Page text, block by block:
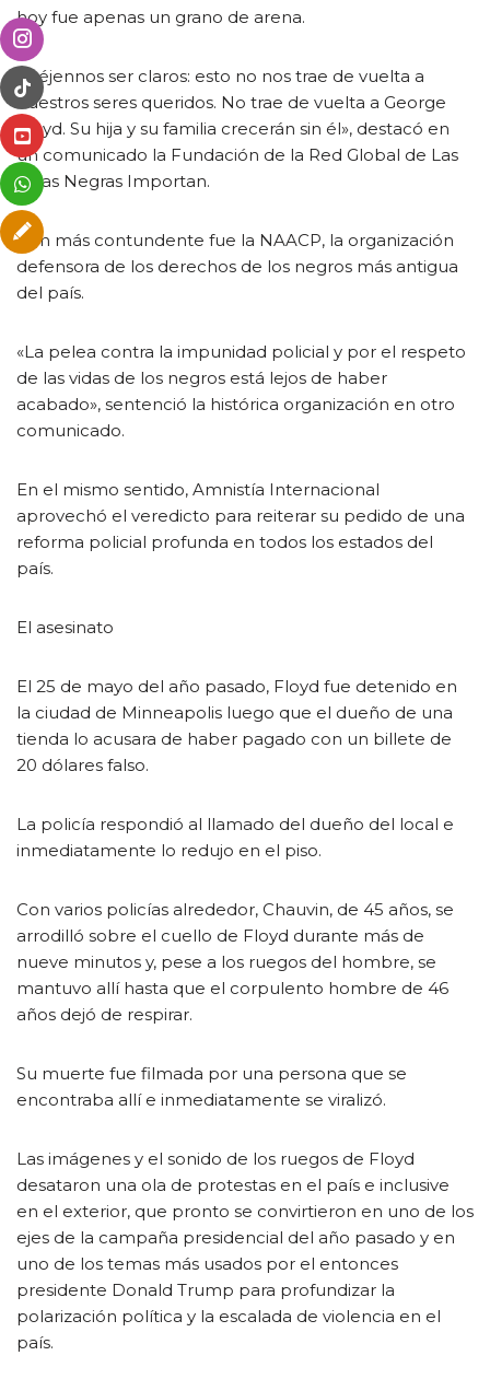
hoy fue apenas un grano de arena.
«Déjennos ser claros: esto no nos trae de vuelta a
nuestros seres queridos. No trae de vuelta a George
Floyd. Su hija y su familia crecerán sin él», destacó en
un comunicado la Fundación de la Red Global de Las
Vidas Negras Importan.
Aún más contundente fue la NAACP, la organización
defensora de los derechos de los negros más antigua
del país.
«La pelea contra la impunidad policial y por el respeto
de las vidas de los negros está lejos de haber
acabado», sentenció la histórica organización en otro
comunicado.
En el mismo sentido, Amnistía Internacional
aprovechó el veredicto para reiterar su pedido de una
reforma policial profunda en todos los estados del
país.
El asesinato
El 25 de mayo del año pasado, Floyd fue detenido en
la ciudad de Minneapolis luego que el dueño de una
tienda lo acusara de haber pagado con un billete de
20 dólares falso.
La policía respondió al llamado del dueño del local e
inmediatamente lo redujo en el piso.
Con varios policías alrededor, Chauvin, de 45 años, se
arrodilló sobre el cuello de Floyd durante más de
nueve minutos y, pese a los ruegos del hombre, se
mantuvo allí hasta que el corpulento hombre de 46
años dejó de respirar.
Su muerte fue filmada por una persona que se
encontraba allí e inmediatamente se viralizó.
Las imágenes y el sonido de los ruegos de Floyd
desataron una ola de protestas en el país e inclusive
en el exterior, que pronto se convirtieron en uno de los
ejes de la campaña presidencial del año pasado y en
uno de los temas más usados por el entonces
presidente Donald Trump para profundizar la
polarización política y la escalada de violencia en el
país.